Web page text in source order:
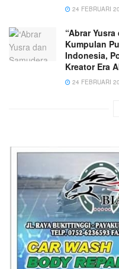
24 FEBRUARI
“Abrar
Kumpulan
Indonesia,
Kreator Era
24 FEBRUARI